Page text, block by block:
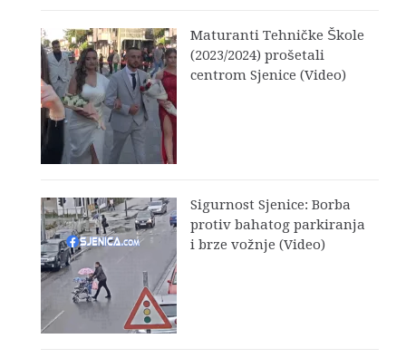
Maturanti Tehničke Škole
(2023/2024) prošetali
centrom Sjenice (Video)
Sigurnost Sjenice: Borba
protiv bahatog parkiranja
i brze vožnje (Video)